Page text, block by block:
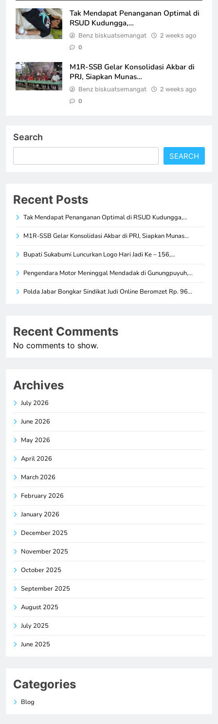
Tak Mendapat Penanganan Optimal di
RSUD Kudungga,…
Benz biskuatsemangat 2 weeks ago
0
M1R-SSB Gelar Konsolidasi Akbar di
PRJ, Siapkan Munas…
Benz biskuatsemangat 2 weeks ago
0
Search
SEARCH
Recent Posts
Tak Mendapat Penanganan Optimal di RSUD Kudungga,…
M1R-SSB Gelar Konsolidasi Akbar di PRJ, Siapkan Munas…
Bupati Sukabumi Luncurkan Logo Hari Jadi Ke – 156,…
Pengendara Motor Meninggal Mendadak di Gunungpuyuh,…
Polda Jabar Bongkar Sindikat Judi Online Beromzet Rp. 96…
Recent Comments
No comments to show.
Archives
July 2026
June 2026
May 2026
April 2026
March 2026
February 2026
January 2026
December 2025
November 2025
October 2025
September 2025
August 2025
July 2025
June 2025
Categories
Blog